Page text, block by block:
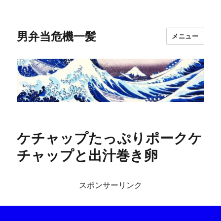
男弁当危機一髪 メニュー
ケチャップたっぷりポークケ
チャップと出汁巻き卵
スポンサーリンク